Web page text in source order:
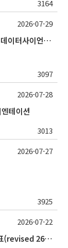
3164
2026학년도 2학기 대학원 융합전공 응용 데이터사이언스 선발 계획 알림
3097
2026-07-29
테이션
3013
2026-07-28
3925
2026-07-27
2026학년도 2학기 보건대학원 강의시간표(revised 260803)(2026 2nd SEMESTER SNU GSPH TIMETABLE)
2026-07-22